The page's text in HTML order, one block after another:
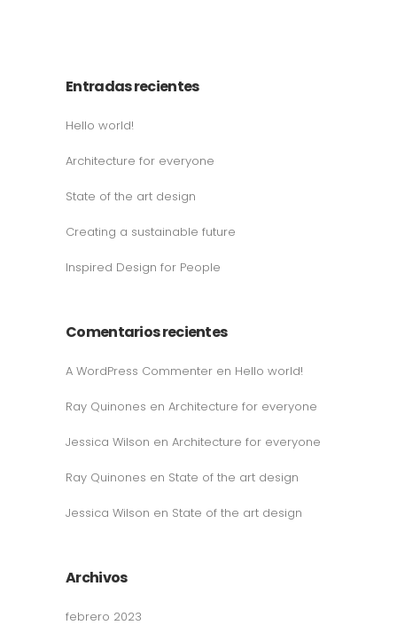
Entradas recientes
Hello world!
Architecture for everyone
State of the art design
Creating a sustainable future
Inspired Design for People
Comentarios recientes
A WordPress Commenter en Hello world!
Ray Quinones en Architecture for everyone
Jessica Wilson en Architecture for everyone
Ray Quinones en State of the art design
Jessica Wilson en State of the art design
Archivos
febrero 2023